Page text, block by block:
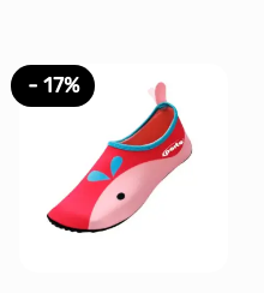
- 17%